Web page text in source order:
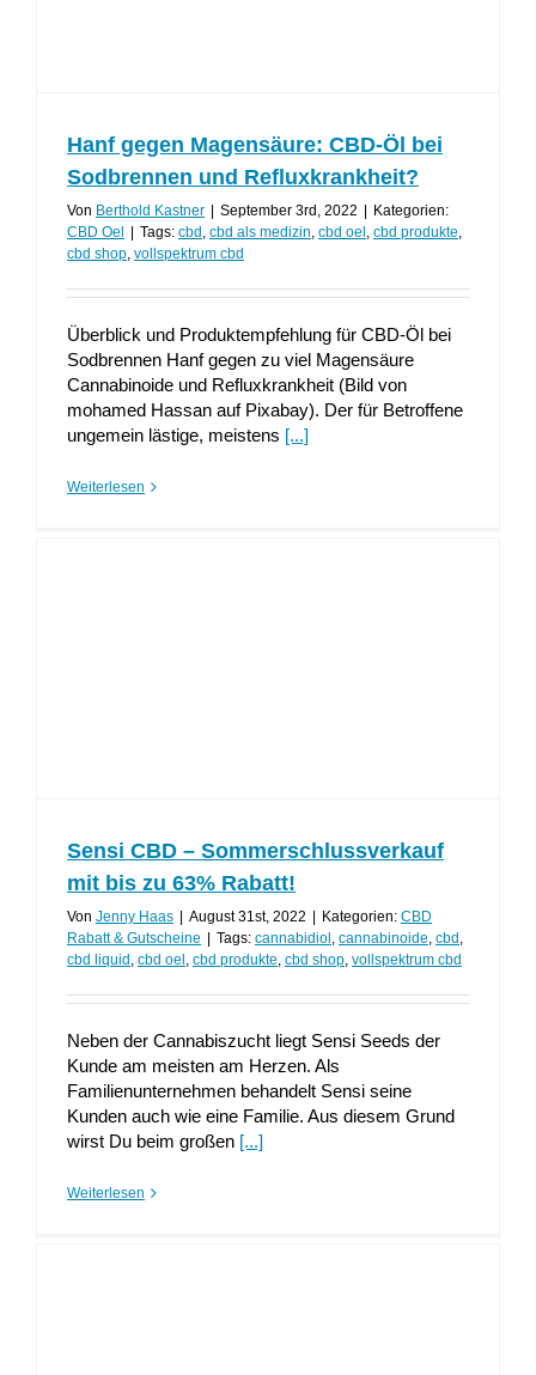
Hanf gegen Magensäure: CBD-Öl bei
Sodbrennen und Refluxkrankheit?
Von Berthold Kastner | September 3rd, 2022 | Kategorien:
CBD Oel | Tags: cbd cbd als medizin cbd oel cbd produkte
cbd shop vollspektrum cbd
Überblick und Produktempfehlung für CBD-Öl bei
Sodbrennen Hanf gegen zu viel Magensäure
Cannabinoide und Refluxkrankheit (Bild von
mohamed Hassan auf Pixabay). Der für Betroffene
ungemein lästige, meistens [...]
Weiterlesen
Sensi CBD – Sommerschlussverkauf
mit bis zu 63% Rabatt!
Von Jenny Haas | August 31st, 2022 | Kategorien: CBD
Rabatt & Gutscheine | Tags: cannabidiol cannabinoide cbd
cbd liquid cbd oel cbd produkte cbd shop vollspektrum cbd
Neben der Cannabiszucht liegt Sensi Seeds der
Kunde am meisten am Herzen. Als
Familienunternehmen behandelt Sensi seine
Kunden auch wie eine Familie. Aus diesem Grund
wirst Du beim großen [...]
Weiterlesen